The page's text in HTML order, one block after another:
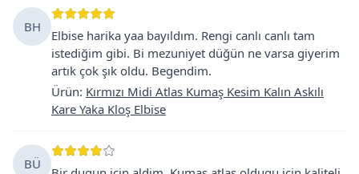
BH
Elbise harika yaa bayıldım. Rengi canlı canlı tam
istediğim gibi. Bi mezuniyet düğün ne varsa giyerim
artık çok şık oldu. Begendim.
Ürün: Kırmızı Midi Atlas Kumaş Kesim Kalın Askılı
Kare Yaka Kloş Elbise
BÜ